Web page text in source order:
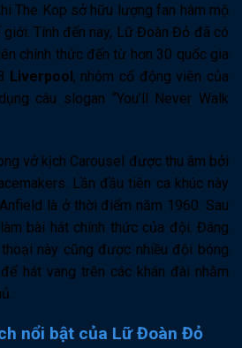
The Kop sở hữu lượng fan hâm mộ
Tính đến nay, Lữ Đoàn Đỏ đã có
chính thức đến từ hơn 30 quốc gia
Liverpool, nhóm cổ động viên của
câu slogan “You’ll Never Walk
vở kịch Carousel được thu âm bởi
Lần đầu tiên ca khúc này
là ở thời điểm năm 1960. Sau
bài hát chính thức của đội. Đáng
này cũng được nhiều đội bóng
hát vang trên các khán đài nhằm
nổi bật của Lữ Đoàn Đỏ